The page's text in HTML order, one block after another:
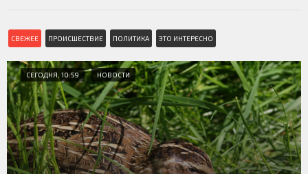
СВЕЖЕЕ ПРОИСШЕСТВИЕ ПОЛИТИКА ЭТО ИНТЕРЕСНО
СЕГОДНЯ, 10:59 НОВОСТИ